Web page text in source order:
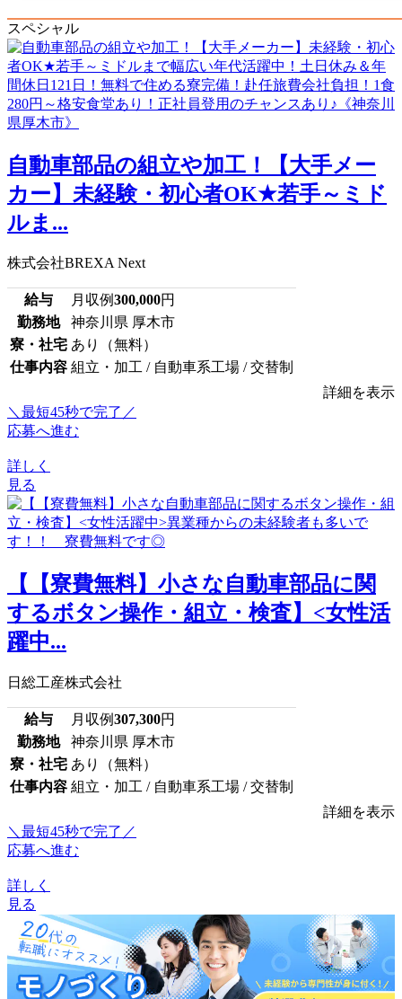
スペシャル
自動車部品の組立や加工！【大手メー
カー】未経験・初心者OK★若手～ミド
ルま...
株式会社BREXA Next
給与 月収例300,000円
勤務地
神奈川県 厚木市
寮・社宅 あり（無料）
仕事内容 組立・加工 / 自動車系工場 / 交替制
詳細を表示
＼最短45秒で完了／
応募へ進む
詳しく
見る
【【寮費無料】小さな自動車部品に関
するボタン操作・組立・検査】<女性活
躍中...
日総工産株式会社
給与 月収例307,300円
勤務地
神奈川県 厚木市
寮・社宅 あり（無料）
仕事内容 組立・加工 / 自動車系工場 / 交替制
詳細を表示
＼最短45秒で完了／
応募へ進む
詳しく
見る